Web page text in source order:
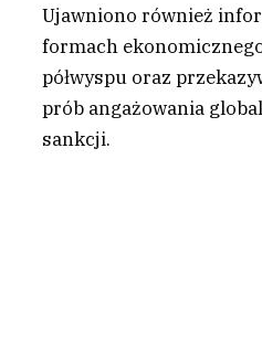
Ujawniono również
formach
półwyspu oraz
prób angażowania
sankcji.